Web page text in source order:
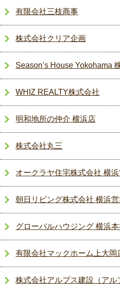
有限会社三枝商事
株式会社クリア企画
Season’s House Yokohama
WHIZ REALTY株式会社
明和地所の仲介 横浜店
株式会社丸三
オークラヤ住宅株式会社 横
朝日リビング株式会社 横浜
グローバルハウジング 横浜本
有限会社マックホーム上大岡
株式会社アルプス建設（アル